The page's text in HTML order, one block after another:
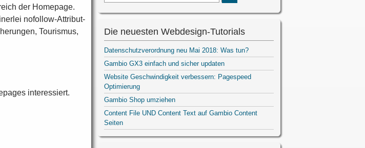
der Homepage.
nofollow-Attribut-
Tourismus,
interessiert.
Die neuesten Webdesign-Tutorials
Datenschutzverordnung neu Mai 2018: Was tun?
Gambio GX3 einfach und sicher updaten
Website Geschwindigkeit verbessern: Pagespeed
Optimierung
Gambio Shop umziehen
Content File UND Content Text auf Gambio Content
Seiten